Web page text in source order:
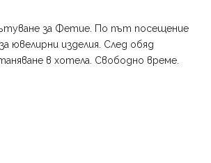
за Фетие. По път посещение
ювелирни изделия. След обяд
в хотела. Свободно време.